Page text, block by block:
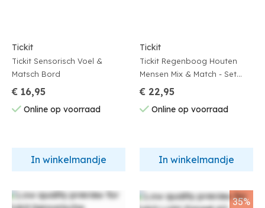
Tickit
Tickit Sensorisch Voel &
Matsch Bord
€ 16,95
Online op voorraad
In winkelmandje
Tickit
Tickit Regenboog Houten
Mensen Mix & Match - Set
Van 5
€ 22,95
Online op voorraad
In winkelmandje
35%